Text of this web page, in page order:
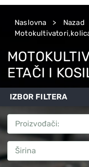
Naslovna
Nazad
ETAČI I
IZBOR FILTERA
Proizvođači:
Širina